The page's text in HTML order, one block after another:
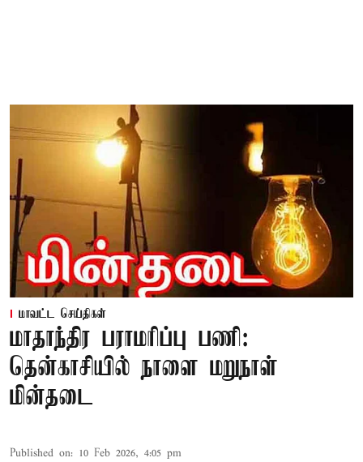
மாவட்ட செய்திகள்
மாதாந்திர பராமரிப்பு பணி:
தென்காசியில் நாளை மறுநாள்
மின்தடை
Published on: 10 Feb 2026, 4:05 pm